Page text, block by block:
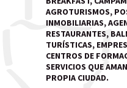
AGROTURISMOS,
INMOBILIARIAS,
RESTAURANTES,
TURÍSTICAS,
CENTROS DE
SERVICIOS QUE
PROPIA CIUDAD.